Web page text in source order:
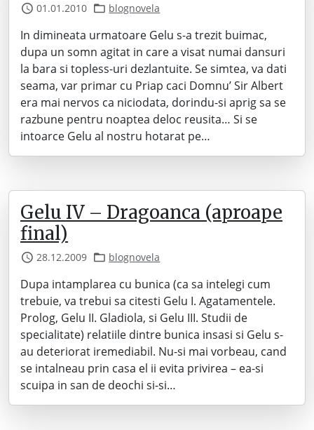
01.01.2010 blognovela
In dimineata urmatoare Gelu s-a trezit buimac,
dupa un somn agitat in care a visat numai dansuri
la bara si topless-uri dezlantuite. Se simtea, va dati
seama, var primar cu Priap caci Domnu’ Sir Albert
era mai nervos ca niciodata, dorindu-si aprig sa se
razbune pentru noaptea deloc reusita… Si se
intoarce Gelu al nostru hotarat pe…
Gelu IV – Dragoanca (aproape
final)
28.12.2009 blognovela
Dupa intamplarea cu bunica (ca sa intelegi cum
trebuie, va trebui sa citesti Gelu I. Agatamentele.
Prolog, Gelu II. Gladiola, si Gelu III. Studii de
specialitate) relatiile dintre bunica insasi si Gelu s-
au deteriorat iremediabil. Nu-si mai vorbeau, cand
se intalneau prin casa el ii evita privirea – ea-si
scuipa in san de deochi si-si…